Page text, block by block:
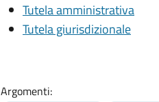
Tutela amministrativa
Tutela giurisdizionale
Argomenti: